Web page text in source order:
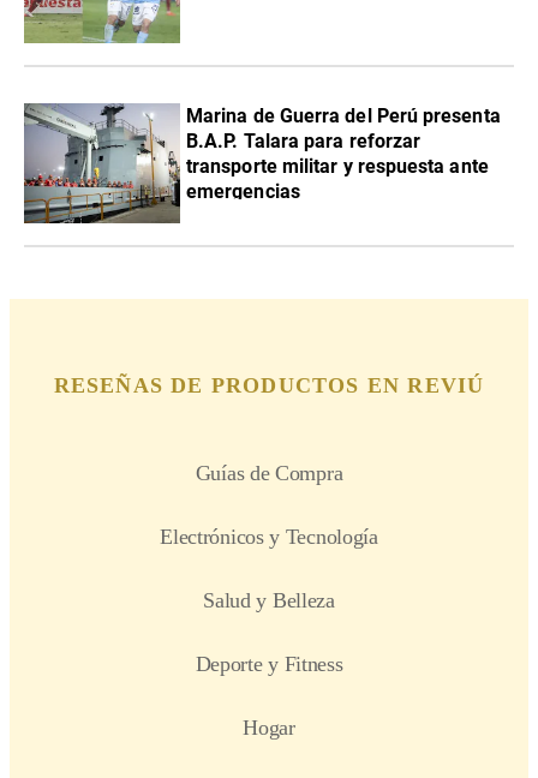
Marina de Guerra del Perú presenta
B.A.P. Talara para reforzar
transporte militar y respuesta ante
emergencias